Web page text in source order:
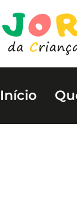
Início